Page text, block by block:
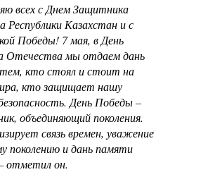
всех с Днем Защитника
Республики Казахстан и с
Победы! 7 мая, в День
Отечества мы отдаем дань
кто стоял и стоит на
кто защищает нашу
День Победы –
объединяющий поколения.
связь времен, уважение
поколению и дань памяти
отметил он.